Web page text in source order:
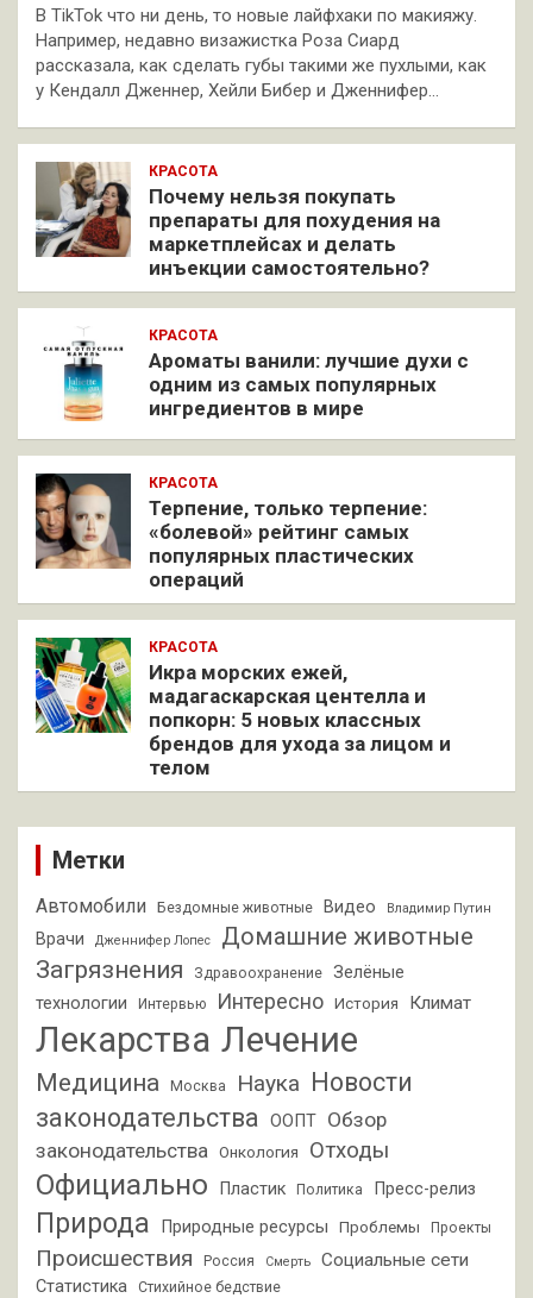
В TikTok что ни день, то новые лайфхаки по макияжу.
Например, недавно визажистка Роза Сиард
рассказала, как сделать губы такими же пухлыми, как
у Кендалл Дженнер, Хейли Бибер и Дженнифер…
КРАСОТА
Почему нельзя покупать
препараты для похудения на
маркетплейсах и делать
инъекции самостоятельно?
КРАСОТА
Ароматы ванили: лучшие духи с
одним из самых популярных
ингредиентов в мире
КРАСОТА
Терпение, только терпение:
«болевой» рейтинг самых
популярных пластических
операций
КРАСОТА
Икра морских ежей,
мадагаскарская центелла и
попкорн: 5 новых классных
брендов для ухода за лицом и
телом
Метки
Автомобили Бездомные животные Видео Владимир Путин
Врачи Дженнифер Лопес
Домашние животные
Загрязнения
Здравоохранение
Зелёные
технологии
Интервью Интересно История Климат
Лекарства Лечение
Медицина Москва Наука Новости
законодательства
ООПТ Обзор
законодательства
Онкология Отходы
Официально Пластик Политика Пресс-релиз
Природа Природные ресурсы Проблемы Проекты
Происшествия Россия Смерть Социальные сети
Статистика Стихийное бедствие